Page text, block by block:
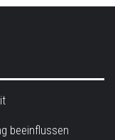
beeinflussen